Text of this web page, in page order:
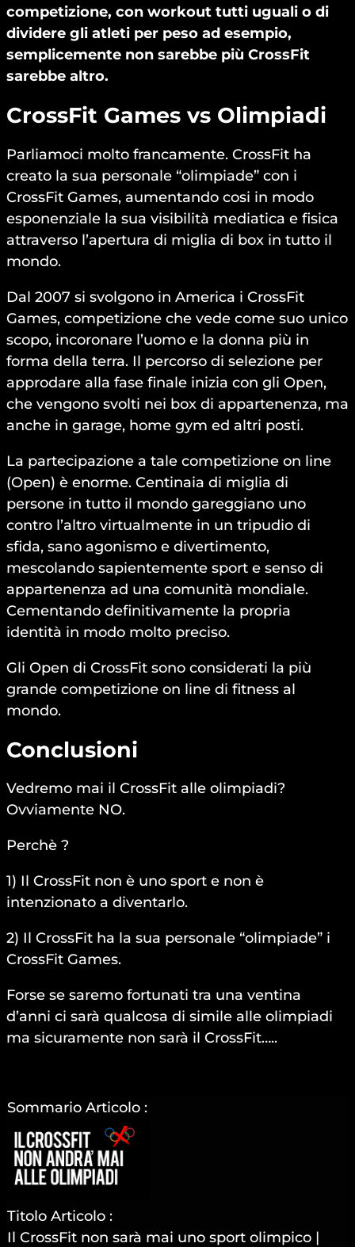
competizione, con workout tutti uguali o di
dividere gli atleti per peso ad esempio,
semplicemente non sarebbe più CrossFit
sarebbe altro.
CrossFit Games vs Olimpiadi
Parliamoci molto francamente. CrossFit ha
creato la sua personale “olimpiade” con i
CrossFit Games, aumentando cosi in modo
esponenziale la sua visibilità mediatica e fisica
attraverso l’apertura di miglia di box in tutto il
mondo.
Dal 2007 si svolgono in America i CrossFit
Games, competizione che vede come suo unico
scopo, incoronare l’uomo e la donna più in
forma della terra. Il percorso di selezione per
approdare alla fase finale inizia con gli Open,
che vengono svolti nei box di appartenenza, ma
anche in garage, home gym ed altri posti.
La partecipazione a tale competizione on line
(Open) è enorme. Centinaia di miglia di
persone in tutto il mondo gareggiano uno
contro l’altro virtualmente in un tripudio di
sfida, sano agonismo e divertimento,
mescolando sapientemente sport e senso di
appartenenza ad una comunità mondiale.
Cementando definitivamente la propria
identità in modo molto preciso.
Gli Open di CrossFit sono considerati la più
grande competizione on line di fitness al
mondo.
Conclusioni
Vedremo mai il CrossFit alle olimpiadi?
Ovviamente NO.
Perchè ?
1) Il CrossFit non è uno sport e non è
intenzionato a diventarlo.
2) Il CrossFit ha la sua personale “olimpiade” i
CrossFit Games.
Forse se saremo fortunati tra una ventina
d’anni ci sarà qualcosa di simile alle olimpiadi
ma sicuramente non sarà il CrossFit…..
Sommario Articolo :
Titolo Articolo :
Il CrossFit non sarà mai uno sport olimpico |